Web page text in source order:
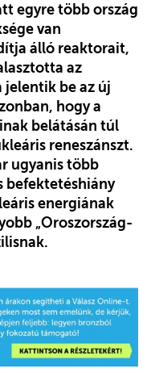
egyre több ország
van
álló reaktorait,
az
jelentik be az új
hogy a
belátásán túl
reneszánszt.
ugyanis több
befektetéshiány
energiának
„Oroszország-